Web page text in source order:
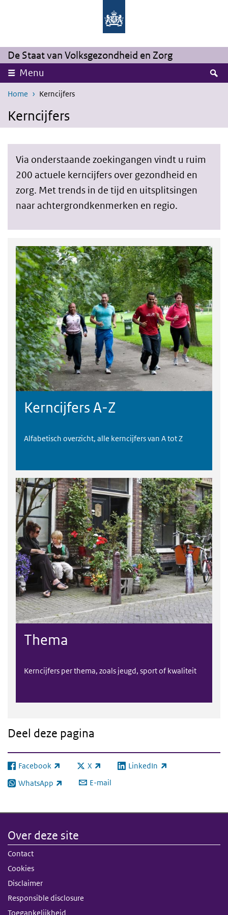
Overslaan en naar de inhoud gaan
De Staat van Volksgezondheid en Zorg
Menu
Home Kerncijfers
Kerncijfers
Via onderstaande zoekingangen vindt u ruim
200 actuele kerncijfers over gezondheid en
zorg. Met trends in de tijd en uitsplitsingen
naar achtergrondkenmerken en regio.
Kerncijfers A-Z
Alfabetisch overzicht, alle kerncijfers van A tot Z
Thema
Kerncijfers per thema, zoals jeugd, sport of kwaliteit
Deel deze pagina
Facebook
(externe link) X
(externe link) LinkedIn
(externe link)
WhatsApp
(externe link) E-mail
Over deze site
Contact
Cookies
Disclaimer
Responsible disclosure
Toegankelijkheid